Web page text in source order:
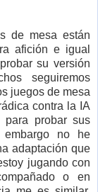
de mesa están
afición e igual
su versión
seguiremos
juegos de mesa
contra la IA
probar sus
no he
adaptación que
jugando con
o en